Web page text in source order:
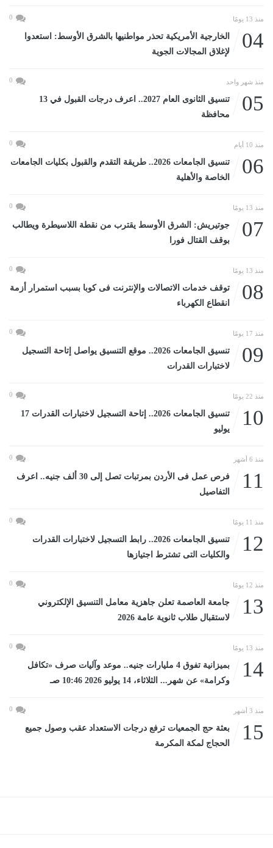
منذ 13 يومًا 0
04
الخارجية الأمريكية تحذر مواطنيها بالشرق الأوسط: استعدوا
لإغلاق المجالات الجوية
منذ شهر واحد 0
05
تنسيق الثانوى العام 2027.. اعرف درجات القبول في 13
محافظة
منذ 10 أيام 0
06
تنسيق الجامعات 2026.. طريقة التقدم والقبول بكليات الجامعات
الخاصة والأهلية
منذ 13 يومًا 0
07
جوتيريش: الشرق الأوسط يقترب من نقطة اللاسيطرة ويطالب
بوقف القتال فورا
منذ 13 يومًا 0
08
توقف خدمات الاتصالات والإنترنت فى كوبا بسبب استمرار أزمة
انقطاع الكهرباء
منذ 17 يومًا 0
09
تنسيق الجامعات 2026.. موقع التنسيق يواصل إتاحة التسجيل
لاختبارات القدرات
منذ 22 يومًا 0
10
تنسيق الجامعات 2026.. إتاحة التسجيل لاختبارات القدرات 17
يوليو
منذ 6 أشهر 0
11
فرص عمل فى الأردن بمرتبات تصل إلى 30 ألف جنيه.. اعرف
التفاصيل
منذ 11 يومًا 0
12
تنسيق الجامعات 2026.. رابط التسجيل لاختبارات القدرات
والكليات التى تشترط اجتيازها
منذ 12 يومًا 0
13
جامعة العاصمة تعلن جاهزية معامل التنسيق الإلكتروني
لاستقبال طلاب ثانوية عامة 2026
منذ 13 يومًا 0
14
بميزانية تفوق 4 مليارات جنيه.. موعد وآليات صرف «تكافل
وكرامة» عن شهر... الثلاثاء، 14 يوليو 2026 10:46 صـ
منذ 3 أشهر 0
15
بعثة حج الجمعيات ترفع درجات الاستعداد عقب وصول جميع
الحجاج لمكة المكرمة